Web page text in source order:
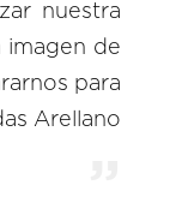
nuestra
imagen de
para
Arellano